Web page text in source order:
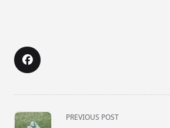
<span
PREVIOUS POST